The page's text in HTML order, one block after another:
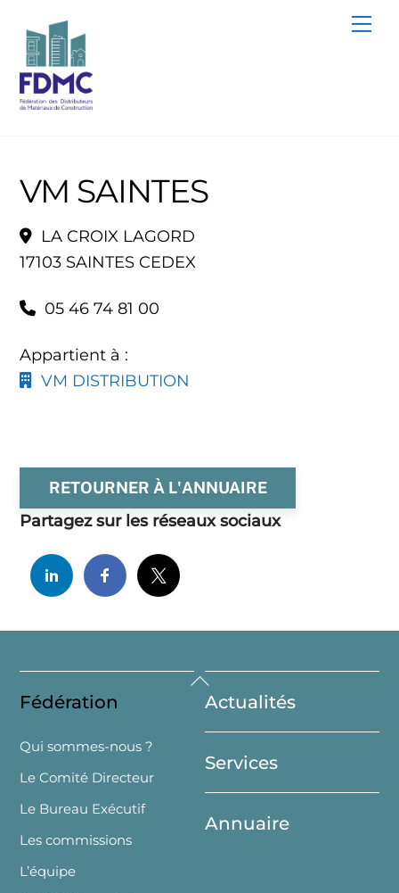
content
VM SAINTES
LA CROIX LAGORD
17103 SAINTES CEDEX
05 46 74 81 00
Appartient à :
VM DISTRIBUTION
RETOURNER À L'ANNUAIRE
Partagez sur les réseaux sociaux
Back
To
Top
Fédération
Qui sommes-nous ?
Le Comité Directeur
Le Bureau Exécutif
Les commissions
L’équipe
Actualités
Services
Annuaire